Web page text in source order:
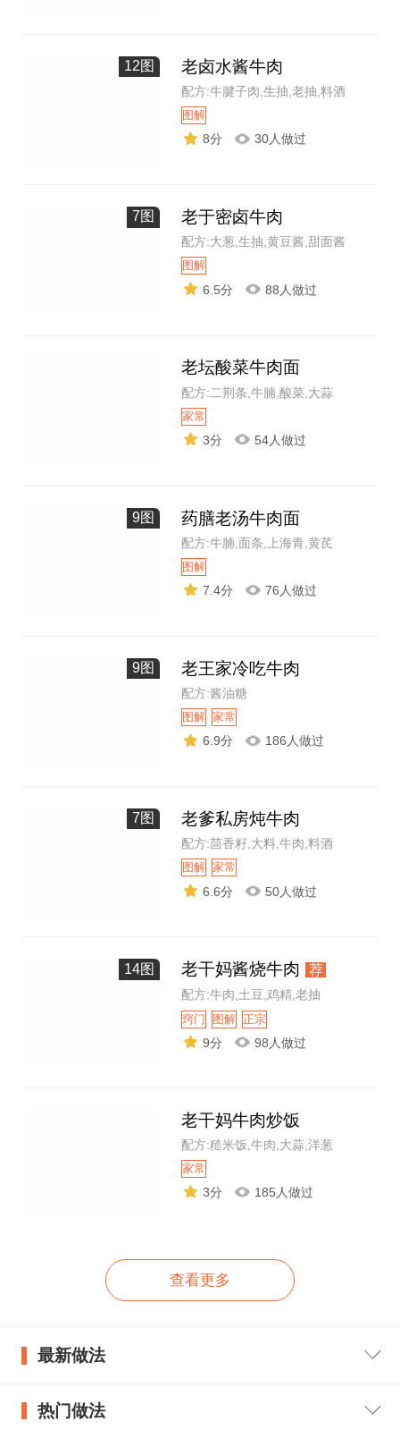
12图 老卤水酱牛肉
配方:牛腱子肉,生抽,老抽,料酒
图解
8分 30人做过
7图 老于密卤牛肉
配方:大葱,生抽,黄豆酱,甜面酱
图解
6.5分 88人做过
老坛酸菜牛肉面
配方:二荆条,牛腩,酸菜,大蒜
家常
3分 54人做过
9图 药膳老汤牛肉面
配方:牛腩,面条,上海青,黄芪
图解
7.4分 76人做过
9图 老王家冷吃牛肉
配方:酱油糖
图解 家常
6.9分 186人做过
7图 老爹私房炖牛肉
配方:茴香籽,大料,牛肉,料酒
图解 家常
6.6分 50人做过
14图 老干妈酱烧牛肉 荐
配方:牛肉,土豆,鸡精,老抽
窍门 图解 正宗
9分 98人做过
老干妈牛肉炒饭
配方:糙米饭,牛肉,大蒜,洋葱
家常
3分 185人做过
查看更多
最新做法
热门做法